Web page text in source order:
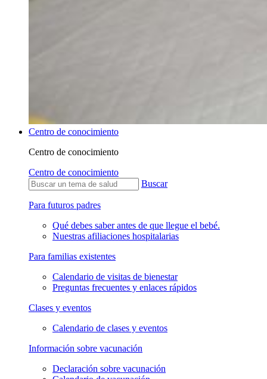
Centro de conocimiento
Centro de conocimiento
Centro de conocimiento
Buscar
Para futuros padres
Qué debes saber antes de que llegue el bebé.
Nuestras afiliaciones hospitalarias
Para familias existentes
Calendario de visitas de bienestar
Preguntas frecuentes y enlaces rápidos
Clases y eventos
Calendario de clases y eventos
Información sobre vacunación
Declaración sobre vacunación